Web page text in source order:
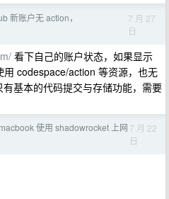
新账户无 action，
7 月 27
日
看下自己的账户状态，如果显示
codespace/action 等资源，也无
基本的代码提交与存储功能，需要
macbook 使用 shadowrocket 上网 7 月 22
日